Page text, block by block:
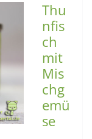
Thu
nfis
ch
mit
Mis
chg
emü
se